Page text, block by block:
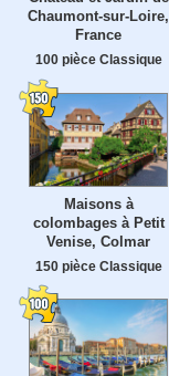
Chaumont-sur-Loire,
France
100 pièce Classique
Maisons à
colombages à Petit
Venise, Colmar
150 pièce Classique